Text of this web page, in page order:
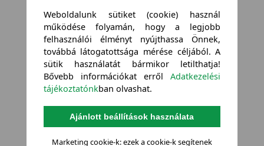
Weboldalunk sütiket (cookie) használ
működése folyamán, hogy a legjobb
felhasználói élményt nyújthassa Önnek,
továbbá látogatottsága mérése céljából. A
sütik használatát bármikor letilthatja!
Bővebb információkat errőlAdatkezelési
tájékoztatónkban olvashat.
Ajánlott beállítások használata
Marketing cookie-k: ezek a cookie-k segítenek